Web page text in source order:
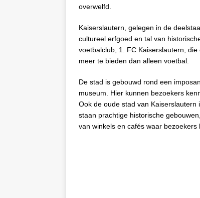
overwelfd.
Kaiserslautern, gelegen in de
cultureel erfgoed en tal van
voetbalclub, 1. FC Kaiserslautern,
meer te bieden dan alleen voetbal.
De stad is gebouwd rond een
museum. Hier kunnen bezoekers
Ook de oude stad van
staan prachtige historische
van winkels en cafés waar